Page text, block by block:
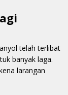
telah terlibat
banyak laga.
larangan